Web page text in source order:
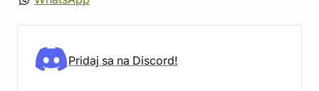
Pridaj sa na Discord!